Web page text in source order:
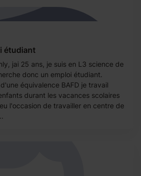
étudiant
jai 25 ans, je suis en L3 science de
donc un emploi étudiant.
équivalence BAFD je travail
durant les vacances scolaires
l'occasion de travailler en centre de